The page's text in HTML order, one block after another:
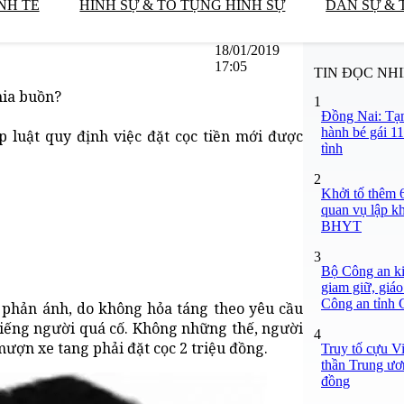
TẾ HÌNH SỰ & TỐ TỤNG HÌNH SỰ DÂN SỰ &
18/01/2019
17:05
buồn?
luật quy định việc đặt cọc tiền mới được
ánh, do không hỏa táng theo yêu cầu
người quá cố. Không những thế, người
xe tang phải đặt cọc 2 triệu đồng.
TIN ĐỌC
1
Đồng Nai:
hành bé gái
tình
2
Khởi tố thêm
quan vụ lập
BHYT
3
Bộ Công an
giam giữ,
Công an tỉnh
4
Truy tố cựu
thần Trung
đồng